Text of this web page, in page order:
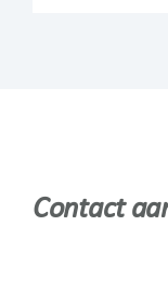
Contact